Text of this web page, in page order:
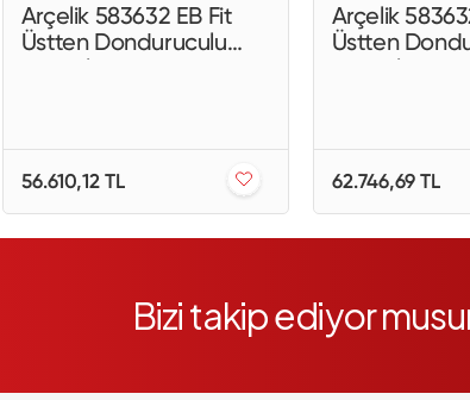
Arçelik 583632 EB Fit
Üstten Donduruculu
Buzdolabı
56.610,12 TL
Arçelik
Üstten
Buzdolabı
62.746,69 TL
Bizi takip ediyor